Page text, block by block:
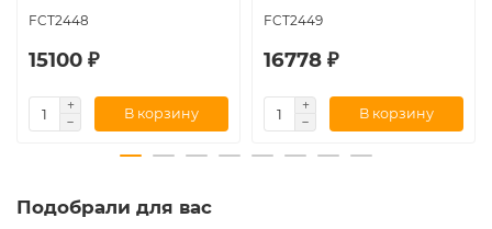
FCT2448
15100 ₽
В корзину
FCT2449
16778 ₽
В корзину
Подобрали для вас